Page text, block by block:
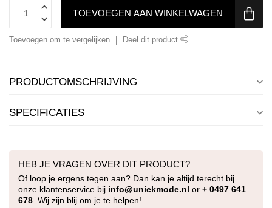
TOEVOEGEN AAN WINKELWAGEN
Toevoegen om te vergelijken Deel dit product
PRODUCTOMSCHRIJVING
SPECIFICATIES
HEB JE VRAGEN OVER DIT PRODUCT?
Of loop je ergens tegen aan? Dan kan je altijd terecht bij
onze klantenservice bij info@uniekmode.nl or + 0497 641
678. Wij zijn blij om je te helpen!